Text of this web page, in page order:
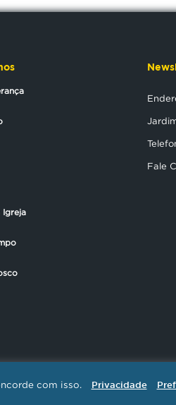
Igreja
Fale
0001-30 - Todos os direitos
com isso. Privacidade